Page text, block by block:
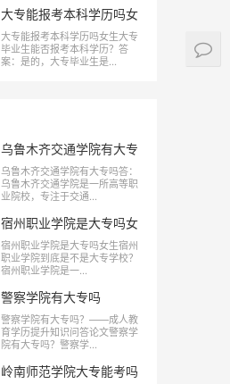
大专能报考本科学历吗女
生
大专能报考本科学历吗女生大专
毕业生能否报考本科学历？答
案：是的，大专毕业生是...
乌鲁木齐交通学院有大专
吗
乌鲁木齐交通学院有大专吗答：
乌鲁木齐交通学院是一所高等职
业院校，专注于交通...
宿州职业学院是大专吗女
生
宿州职业学院是大专吗女生宿州
职业学院到底是不是大专学校？
宿州职业学院是一...
警察学院有大专吗
警察学院有大专吗？——成人教
育学历提升知识问答论文警察学
院有大专吗？警察学...
岭南师范学院大专能考吗